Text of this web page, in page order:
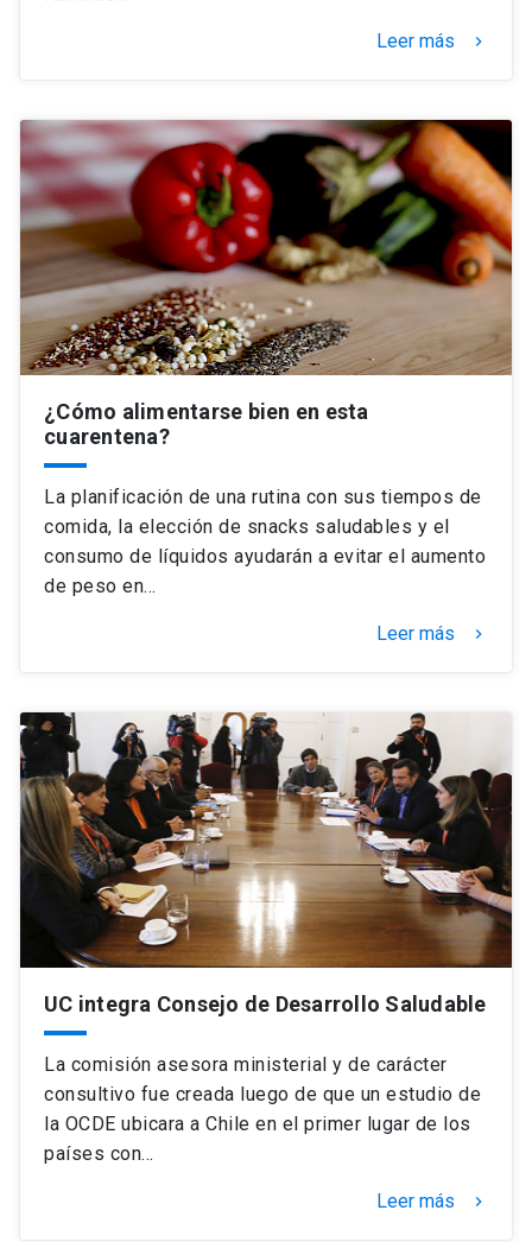
Leer más keyboard_arrow_right
¿Cómo alimentarse bien en esta
cuarentena?
La planificación de una rutina con sus tiempos de
comida, la elección de snacks saludables y el
consumo de líquidos ayudarán a evitar el aumento
de peso en…
Leer más keyboard_arrow_right
UC integra Consejo de Desarrollo Saludable
La comisión asesora ministerial y de carácter
consultivo fue creada luego de que un estudio de
la OCDE ubicara a Chile en el primer lugar de los
países con…
Leer más keyboard_arrow_right